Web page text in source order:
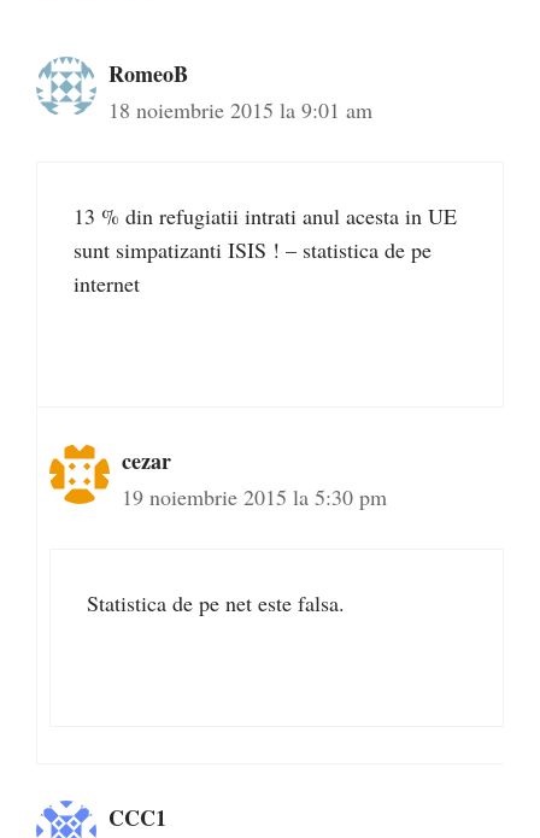
RomeoB
18 noiembrie 2015 la 9:01 am
13 % din refugiatii intrati anul acesta in UE
sunt simpatizanti ISIS ! – statistica de pe
internet
cezar
19 noiembrie 2015 la 5:30 pm
Statistica de pe net este falsa.
CCC1